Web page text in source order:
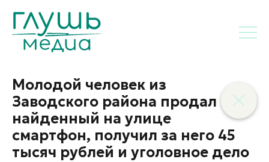
Молодой человек из
Заводского района продал
найденный на улице
смартфон, получил за него 45
тысяч рублей и уголовное дело